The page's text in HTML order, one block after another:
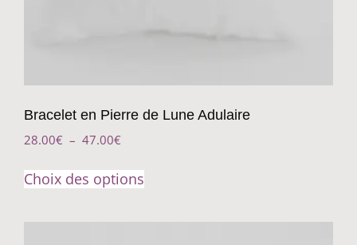
Bracelet en Pierre de Lune Adulaire
28.00€ – 47.00€
Choix des options